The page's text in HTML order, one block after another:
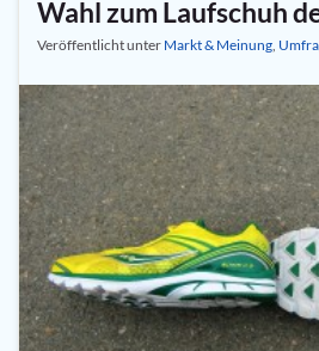
Wahl zum Laufschuh
Veröffentlicht unter Markt & Meinung